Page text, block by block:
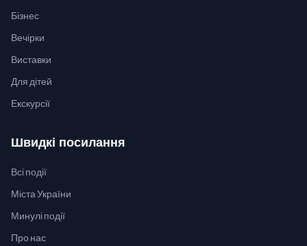
Бізнес
Вечірки
Виставки
Для дітей
Екскурсії
Швидкі посилання
Всі події
Міста України
Минулі події
Про нас